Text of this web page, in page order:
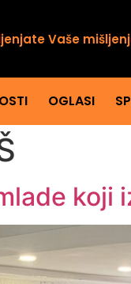
Vaše
OGLASI
koji